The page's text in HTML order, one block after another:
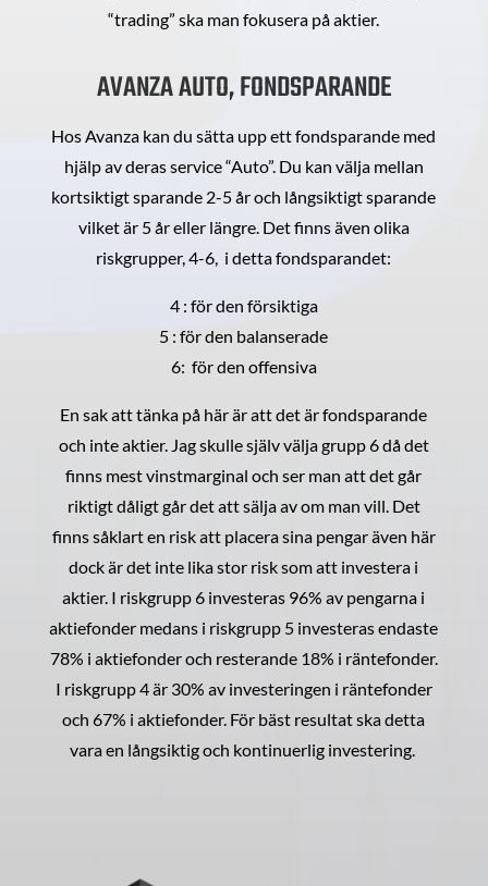
“trading” ska man fokusera på aktier.
AVANZA AUTO, FONDSPARANDE
Hos Avanza kan du sätta upp ett fondsparande med
hjälp av deras service “Auto”. Du kan välja mellan
kortsiktigt sparande 2-5 år och långsiktigt sparande
vilket är 5 år eller längre. Det finns även olika
riskgrupper, 4-6, i detta fondsparandet:
4 : för den försiktiga
5 : för den balanserade
6: för den offensiva
En sak att tänka på här är att det är fondsparande
och inte aktier. Jag skulle själv välja grupp 6 då det
finns mest vinstmarginal och ser man att det går
riktigt dåligt går det att sälja av om man vill. Det
finns såklart en risk att placera sina pengar även här
dock är det inte lika stor risk som att investera i
aktier. I riskgrupp 6 investeras 96% av pengarna i
aktiefonder medans i riskgrupp 5 investeras endaste
78% i aktiefonder och resterande 18% i räntefonder.
I riskgrupp 4 är 30% av investeringen i räntefonder
och 67% i aktiefonder. För bäst resultat ska detta
vara en långsiktig och kontinuerlig investering.